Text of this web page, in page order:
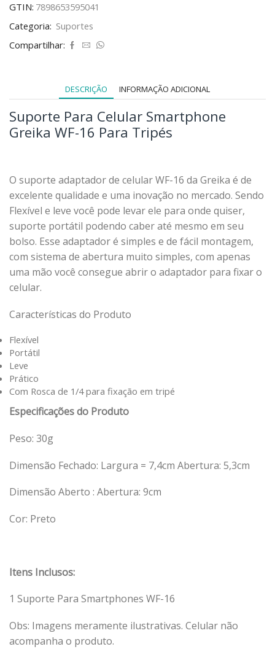
GTIN: 7898653595041
Categoria: Suportes
Compartilhar:
DESCRIÇÃO INFORMAÇÃO ADICIONAL
Suporte Para Celular Smartphone
Greika WF-16 Para Tripés
O suporte adaptador de celular WF-16 da Greika é de
excelente qualidade e uma inovação no mercado. Sendo
Flexível e leve você pode levar ele para onde quiser,
suporte portátil podendo caber até mesmo em seu
bolso. Esse adaptador é simples e de fácil montagem,
com sistema de abertura muito simples, com apenas
uma mão você consegue abrir o adaptador para fixar o
celular.
Características do Produto
Flexível
Portátil
Leve
Prático
Com Rosca de 1/4 para fixação em tripé
Especificações do Produto
Peso: 30g
Dimensão Fechado: Largura = 7,4cm Abertura: 5,3cm
Dimensão Aberto : Abertura: 9cm
Cor: Preto
Itens Inclusos:
1 Suporte Para Smartphones WF-16
Obs: Imagens meramente ilustrativas. Celular não
acompanha o produto.